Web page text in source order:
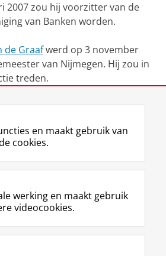
2007 zou hij voorzitter van de
van Banken worden.
de Graafwerd op 3 november
van Nijmegen. Hij zou in
treden.
augustus 2023 15:41
F
a
e
b
o
L
i
k
e
I
R
S
-
f
e
I
n
t
r
Y
o
T
e
en maakt gebruik van
cookies.
werking en maakt gebruik
videocookies.